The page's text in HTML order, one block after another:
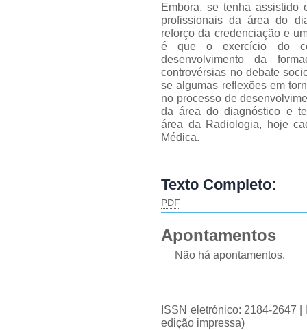
Embora, se tenha assistido
profissionais da área do
reforço da credenciação e
é que o exercício do
desenvolvimento da
controvérsias no debate
se algumas reflexões em
no processo de
da área do diagnóstico e
área da Radiologia, hoje
Médica.
Texto Completo:
PDF
Apontamentos
Não há apontamentos.
ISSN eletrónico: 2184-2647
edição impressa)